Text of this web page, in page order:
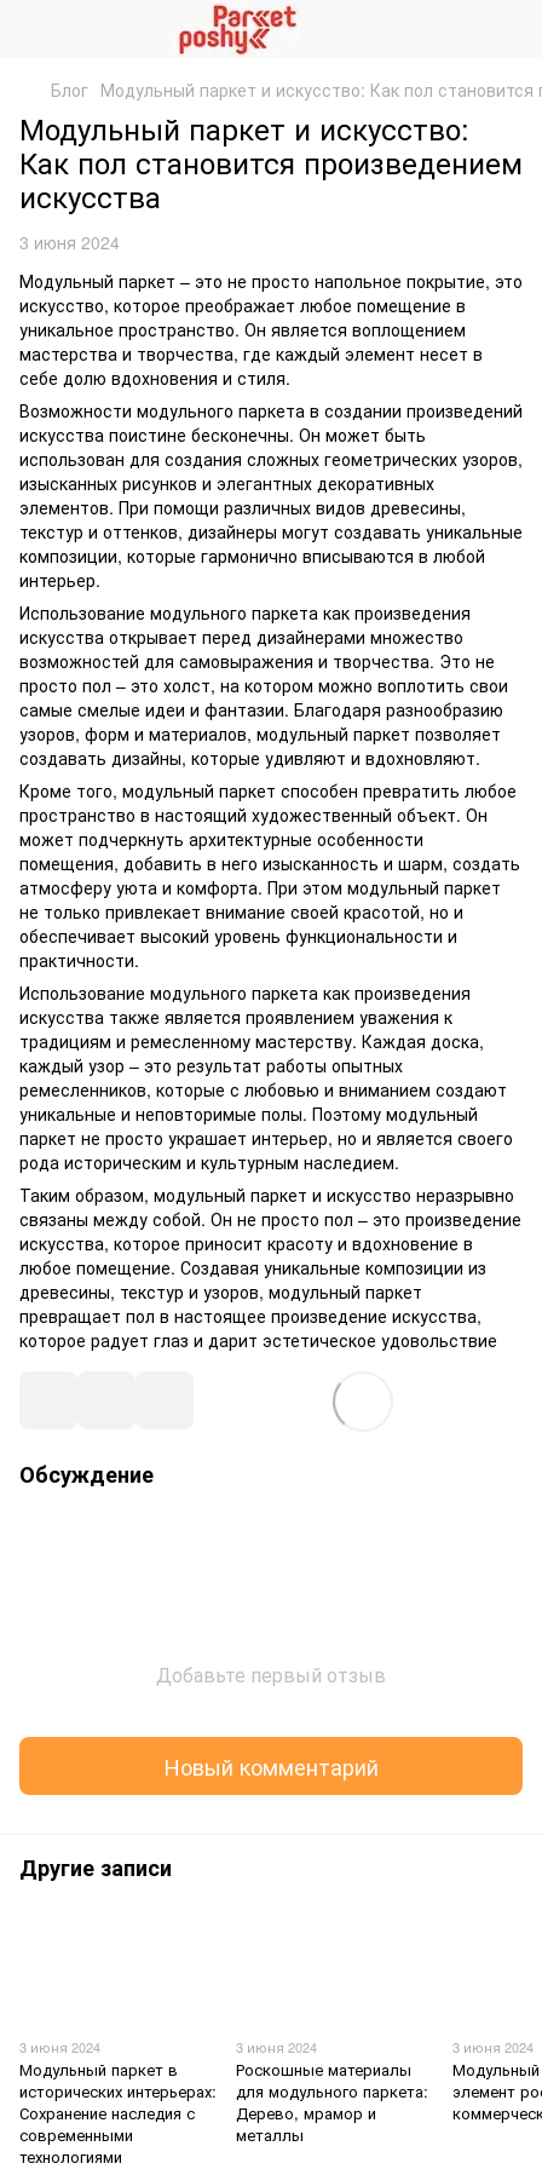
Блог Модульный паркет и искусство: Как пол
Модульный паркет и искусство:
Как пол становится произведением
искусства
3 июня 2024
Модульный паркет – это не просто напольное покрытие, это
искусство, которое преображает любое помещение в
уникальное пространство. Он является воплощением
мастерства и творчества, где каждый элемент несет в
себе долю вдохновения и стиля.
Возможности модульного паркета в создании произведений
искусства поистине бесконечны. Он может быть
использован для создания сложных геометрических узоров,
изысканных рисунков и элегантных декоративных
элементов. При помощи различных видов древесины,
текстур и оттенков, дизайнеры могут создавать уникальные
композиции, которые гармонично вписываются в любой
интерьер.
Использование модульного паркета как произведения
искусства открывает перед дизайнерами множество
возможностей для самовыражения и творчества. Это не
просто пол – это холст, на котором можно воплотить свои
самые смелые идеи и фантазии. Благодаря разнообразию
узоров, форм и материалов, модульный паркет позволяет
создавать дизайны, которые удивляют и вдохновляют.
Кроме того, модульный паркет способен превратить любое
пространство в настоящий художественный объект. Он
может подчеркнуть архитектурные особенности
помещения, добавить в него изысканность и шарм, создать
атмосферу уюта и комфорта. При этом модульный паркет
не только привлекает внимание своей красотой, но и
обеспечивает высокий уровень функциональности и
практичности.
Использование модульного паркета как произведения
искусства также является проявлением уважения к
традициям и ремесленному мастерству. Каждая доска,
каждый узор – это результат работы опытных
ремесленников, которые с любовью и вниманием создают
уникальные и неповторимые полы. Поэтому модульный
паркет не просто украшает интерьер, но и является своего
рода историческим и культурным наследием.
Таким образом, модульный паркет и искусство неразрывно
связаны между собой. Он не просто пол – это произведение
искусства, которое приносит красоту и вдохновение в
любое помещение. Создавая уникальные композиции из
древесины, текстур и узоров, модульный паркет
превращает пол в настоящее произведение искусства,
которое радует глаз и дарит эстетическое удовольствие
Обсуждение
Добавьте первый отзыв
Новый комментарий
Другие записи
3 июня 2024
Модульный паркет в
исторических интерьерах:
Сохранение наследия с
современными
технологиями
3 июня 2024
Роскошные материалы
для модульного паркета:
Дерево, мрамор и
металлы
3 июня 2024
Модульный
элемент